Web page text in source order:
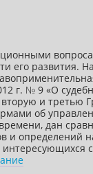
его
г. № 9 «О
и третью
об
дан
определений